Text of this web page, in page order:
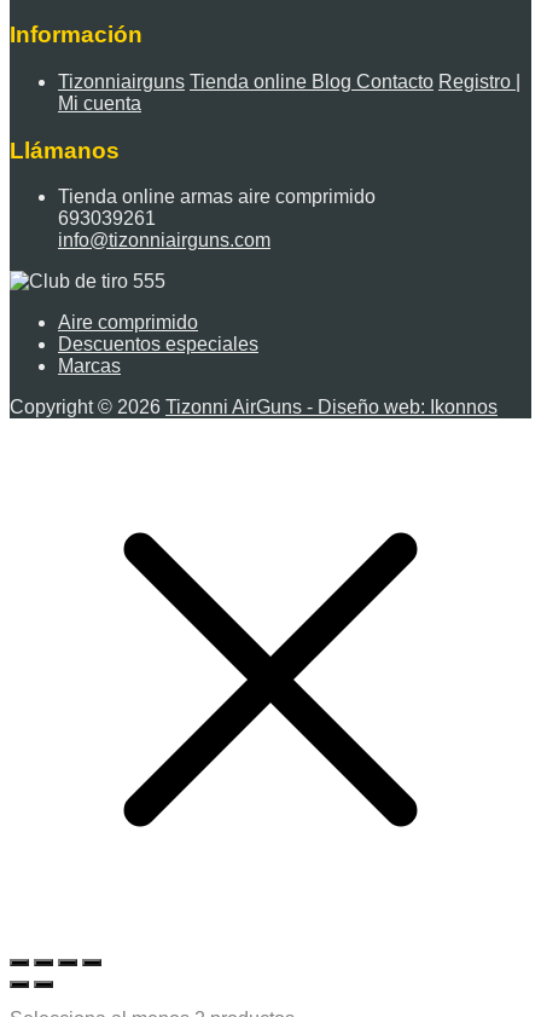
Información
Tizonniairguns Tienda online Blog Contacto Registro |
Mi cuenta
Llámanos
Tienda online armas aire comprimido
693039261
info@tizonniairguns.com
Aire comprimido
Descuentos especiales
Marcas
Copyright © 2026 Tizonni AirGuns - Diseño web: Ikonnos